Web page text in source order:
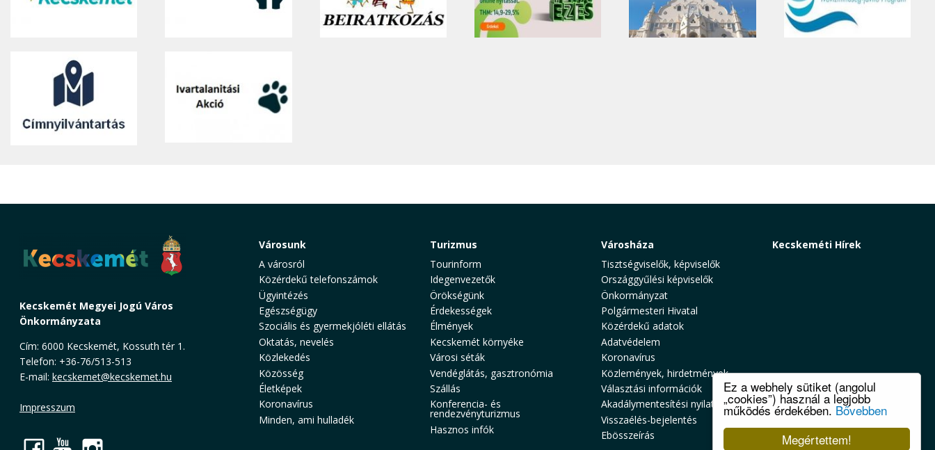
Megértettem!
Ez a webhely sütiket (angolul
„cookies”) használ a legjobb
működés érdekében. Bővebben
Kecskemét Megyei Jogú Város
Önkormányzata
Cím: 6000 Kecskemét, Kossuth tér 1.
Telefon: +36-76/513-513
E-mail: kecskemet@kecskemet.hu
Impresszum
Városunk
A városról
Közérdekű telefonszámok
Ügyintézés
Egészségügy
Szociális és gyermekjóléti ellátás
Oktatás, nevelés
Közlekedés
Közösség
Életképek
Koronavírus
Minden, ami hulladék
Turizmus
Tourinform
Idegenvezetők
Örökségünk
Érdekességek
Élmények
Kecskemét környéke
Városi séták
Vendéglátás, gasztronómia
Szállás
Konferencia- és
rendezvényturizmus
Hasznos infók
Városháza
Tisztségviselők, képviselők
Országgyűlési képviselők
Önkormányzat
Polgármesteri Hivatal
Közérdekű adatok
Adatvédelem
Koronavírus
Közlemények, hirdetmények
Választási információk
Akadálymentesítési nyilatkozat
Visszaélés-bejelentés
Ebösszeírás
Kecskeméti Hírek